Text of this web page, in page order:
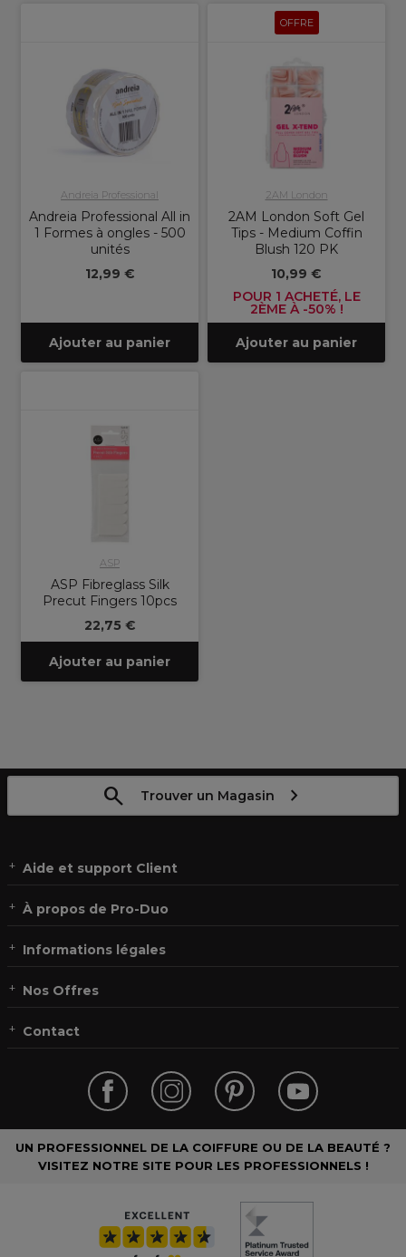
Andreia Professional
Andreia Professional All in
1 Formes à ongles - 500
unités
12,99 €
Ajouter au panier
OFFRE
2AM London
2AM London Soft Gel
Tips - Medium Coffin
Blush 120 PK
10,99 €
POUR 1 ACHETÉ, LE
2ÈME À -50% !
Ajouter au panier
ASP
ASP Fibreglass Silk
Precut Fingers 10pcs
22,75 €
Ajouter au panier
Trouver un Magasin
Aide et support Client
À propos de Pro-Duo
Informations légales
Nos Offres
Contact
UN PROFESSIONNEL DE LA COIFFURE OU DE LA BEAUTÉ ?
VISITEZ NOTRE SITE POUR LES PROFESSIONNELS !